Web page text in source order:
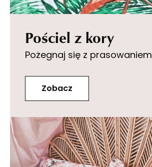
Pościel z kory
Pożegnaj się z prasowaniem
Zobacz